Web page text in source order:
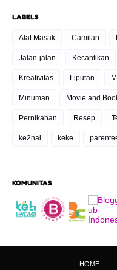
LABELS
Alat Masak Camilan
Jalan-jalan Kecantikan
Kreativitas Liputan
Minuman Movie and
Pernikahan Resep
ke2nai keke
KOMUNITAS
HOME